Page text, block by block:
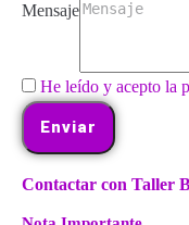
Mensaje
He leído y acepto la
Enviar
Contactar con Taller